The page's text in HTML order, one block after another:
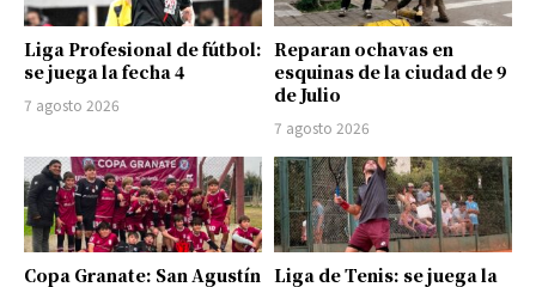
Liga Profesional de fútbol:
se juega la fecha 4
7 agosto 2026
Reparan ochavas en
esquinas de la ciudad de 9
de Julio
7 agosto 2026
Copa Granate: San Agustín Liga de Tenis: se juega la